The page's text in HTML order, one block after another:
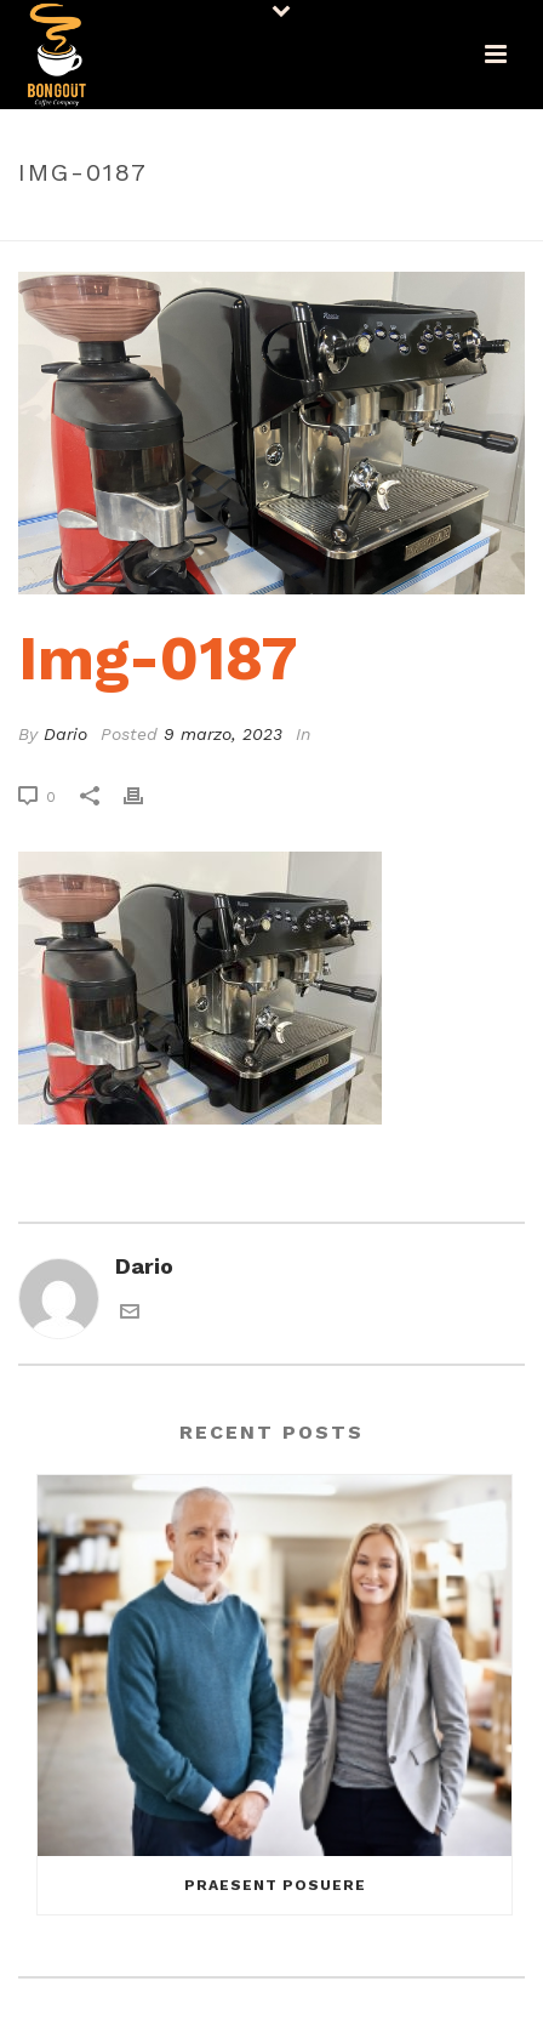
IMG-0187
Img-0187
By Dario Posted 9 marzo, 2023 In
0
Dario
RECENT POSTS
PRAESENT POSUERE